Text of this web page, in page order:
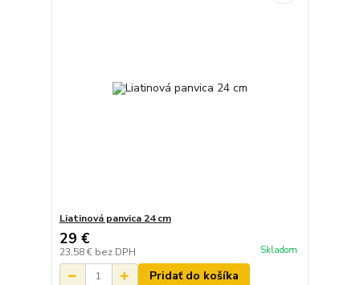
Liatinová panvica 24 cm
29 €
23,58 € bez DPH Skladom
Pridať do košíka